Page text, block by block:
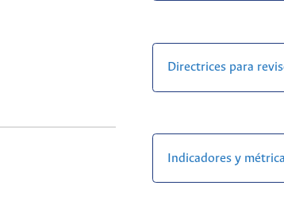
Directrices para
Indicadores y